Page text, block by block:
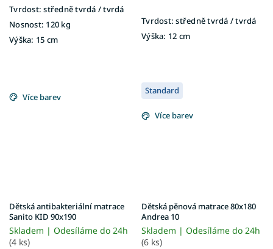
Tvrdost: středně tvrdá / tvrdá
Nosnost: 120 kg
Výška: 15 cm
Tvrdost: středně tvrdá / tvrdá
Výška: 12 cm
Více barev
Dětská antibakteriální matrace
Sanito KID 90x190
Skladem | Odesíláme do 24h
(4 ks)
Standard
Více barev
Dětská pěnová matrace 80x180
Andrea 10
Skladem | Odesíláme do 24h
(6 ks)